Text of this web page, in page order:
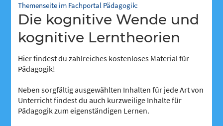
Themenseite im Fachportal Pädagogik:
Die kognitive Wende und
kognitive Lerntheorien
Hier findest du zahlreiches kostenloses Material für
Pädagogik!
Neben sorgfältig ausgewählten Inhalten für jede Art von
Unterricht findest du auch kurzweilige Inhalte für
Pädagogik zum eigenständigen Lernen.